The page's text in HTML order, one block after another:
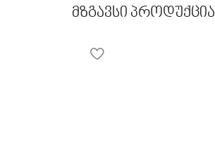
Მზგავსი Პროდუქცია